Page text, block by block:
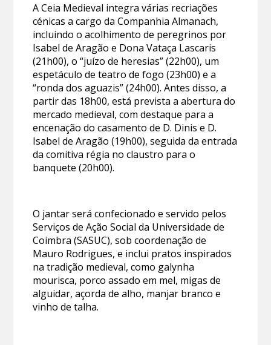
A Ceia Medieval integra várias recriações
cénicas a cargo da Companhia Almanach,
incluindo o acolhimento de peregrinos por
Isabel de Aragão e Dona Vataça Lascaris
(21h00), o “juízo de heresias” (22h00), um
espetáculo de teatro de fogo (23h00) e a
“ronda dos aguazis” (24h00). Antes disso, a
partir das 18h00, está prevista a abertura do
mercado medieval, com destaque para a
encenação do casamento de D. Dinis e D.
Isabel de Aragão (19h00), seguida da entrada
da comitiva régia no claustro para o
banquete (20h00).
O jantar será confecionado e servido pelos
Serviços de Ação Social da Universidade de
Coimbra (SASUC), sob coordenação de
Mauro Rodrigues, e inclui pratos inspirados
na tradição medieval, como galynha
mourisca, porco assado em mel, migas de
alguidar, açorda de alho, manjar branco e
vinho de talha.